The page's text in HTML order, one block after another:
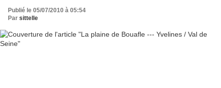
Publié le 05/07/2010 à 05:54
Par sittelle